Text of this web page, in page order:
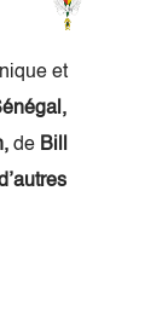
et
de Bill